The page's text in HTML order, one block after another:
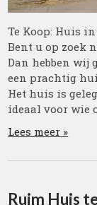
Te Koop: Huis
Bent u op zoek
Dan hebben wij
een prachtig
Het huis is
ideaal voor wie
Lees meer »
Ruim Huis